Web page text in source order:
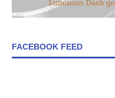
FACEBOOK FEED